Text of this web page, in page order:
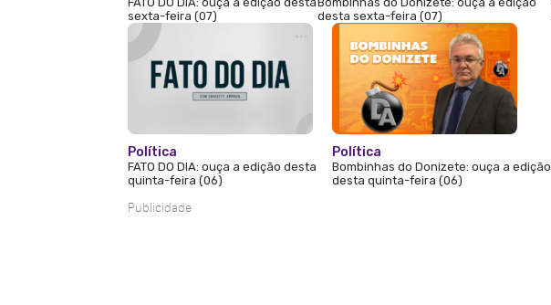
sexta-feira (07)
desta sexta-feira (07)
Política
FATO DO DIA: ouça a edição desta
quinta-feira (06)
Política
Bombinhas do Donizete: ouça a edição
desta quinta-feira (06)
Publicidade